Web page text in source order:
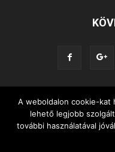
KÖZÉLET
NEMZETISÉG,
©
A weboldalon cookie-kat
lehető legjobb
további használatával